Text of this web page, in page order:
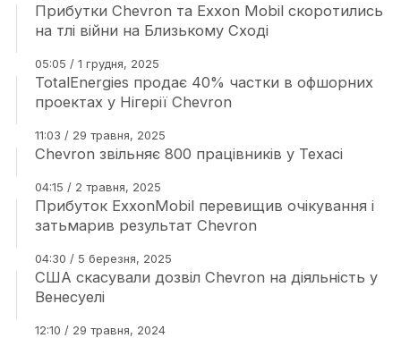
Прибутки Chevron та Exxon Mobil скоротились
на тлі війни на Близькому Сході
05:05 / 1 грудня, 2025
TotalEnergies продає 40% частки в офшорних
проектах у Нігерії Chevron
11:03 / 29 травня, 2025
Chevron звільняє 800 працівників у Техасі
04:15 / 2 травня, 2025
Прибуток ExxonMobil перевищив очікування і
затьмарив результат Chevron
04:30 / 5 березня, 2025
США скасували дозвіл Chevron на діяльність у
Венесуелі
12:10 / 29 травня, 2024